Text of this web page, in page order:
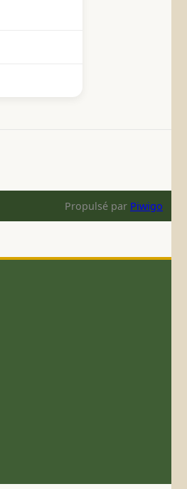
Propulsé par Piwigo